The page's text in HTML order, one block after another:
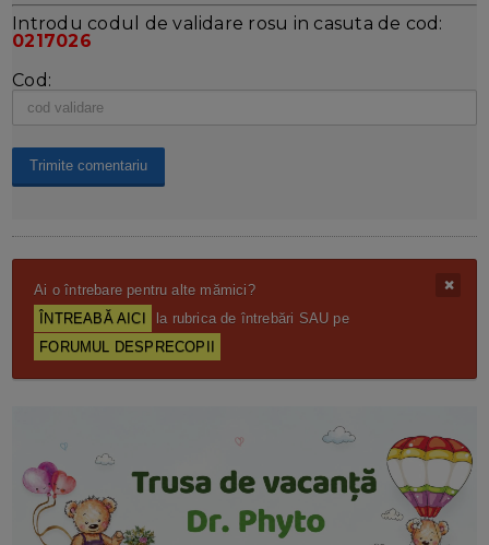
Introdu codul de validare rosu in casuta de cod:
0217026
Cod:
Ai o întrebare pentru alte mămici?
ÎNTREABĂ AICI
la rubrica de întrebări SAU pe
FORUMUL DESPRECOPII